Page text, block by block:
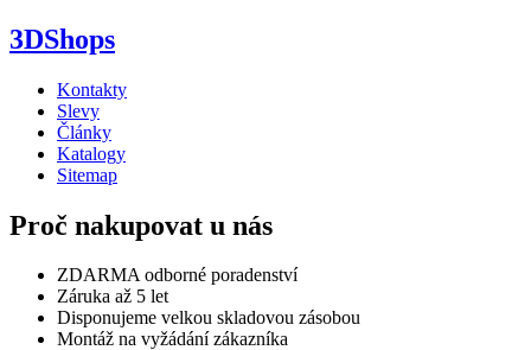
3DShops
Kontakty
Slevy
Články
Katalogy
Sitemap
Proč nakupovat u nás
ZDARMA odborné poradenství
Záruka až 5 let
Disponujeme velkou skladovou zásobou
Montáž na vyžádání zákazníka